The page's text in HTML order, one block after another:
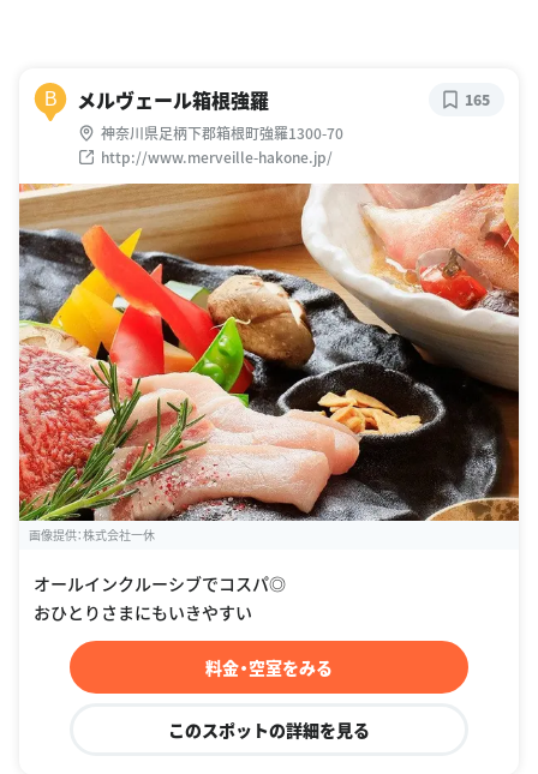
B メルヴェール箱根強羅
神奈川県足柄下郡箱根町強羅1300-70
http://www.merveille-hakone.jp/
165
画像提供：株式会社一休
オールインクルーシブでコスパ◎
おひとりさまにもいきやすい
料金・空室をみる
このスポットの詳細を見る